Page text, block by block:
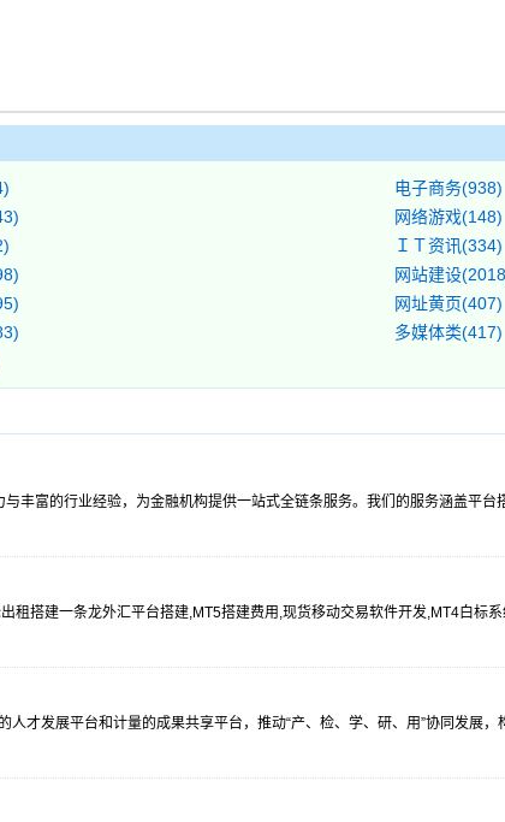
电子商务(938)
网络游戏(148)
ＩＴ资讯(334)
网站建设
网址黄页(407)
多媒体类(417)
丰富的行业经验，为金融机构提供一站式全链条服务。我们的服务涵盖平
租搭建一条龙外汇平台搭建,MT5搭建费用,现货移动交易软件开发,MT4白标
才发展平台和计量的成果共享平台，推动“产、检、学、研、用”协同发展